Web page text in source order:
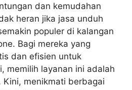
dan kemudahan
heran jika jasa unduh
populer di kalangan
Bagi mereka yang
dan efisien untuk
memilih layanan ini adalah
Kini, menikmati berbagai